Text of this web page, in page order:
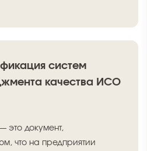
систем
качества ИСО
это документ,
что на предприятии